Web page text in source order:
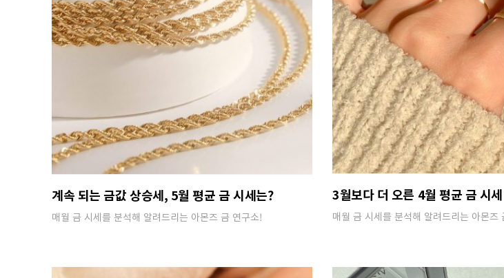
계속 되는 금값 상승세, 5월 평균 금 시세는?
매월 금 시세를 분석해 알려드리는 아몬즈 금 연구소!
3월보다 더 오른 4월 평균 금 시
매월 금 시세를 분석해 알려드리는 아몬즈